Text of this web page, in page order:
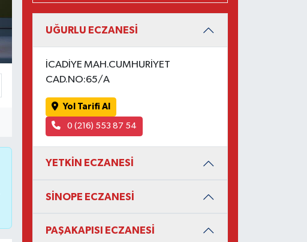
UĞURLU ECZANESİ
İCADİYE MAH.CUMHURİYET
CAD.NO:65/A
Yol Tarifi Al
0 (216) 553 87 54
YETKİN ECZANESİ
SİNOPE ECZANESİ
PAŞAKAPISI ECZANESİ